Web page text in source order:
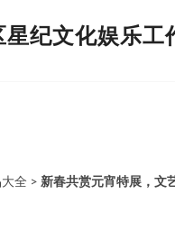
纪文化娱乐工
全 > 新春共赏元宵特展，文